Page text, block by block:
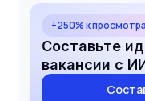
+250% к
Составьте
вакансии с